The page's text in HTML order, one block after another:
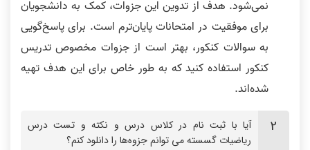
نمی‌شود. هدف از تدوین این جزوات، کمک به دانشجویان
برای موفقیت در امتحانات پایان‌ترم است. برای پاسخ‌گویی
به سوالات کنکور، بهتر است از جزوات مخصوص تدریس
کنکور استفاده کنید که به طور خاص برای این هدف تهیه
شده‌اند.
آیا با ثبت‌ نام در کلاس درس و نکته و تست درس
ریاضیات گسسته می‌ توانم جزوه‌ها را دانلود کنم؟